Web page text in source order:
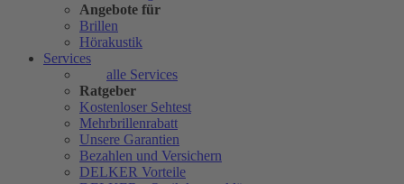
Angebote für
Brillen
Hörakustik
Services
alle Services
Ratgeber
Kostenloser Sehtest
Mehrbrillenrabatt
Unsere Garantien
Bezahlen und Versichern
DELKER Vorteile